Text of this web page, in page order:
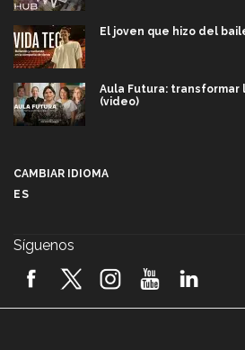
El joven que hizo del
Aula Futura:
(video)
2026! (video)
CAMBIAR IDIOMA
ES
Síguenos